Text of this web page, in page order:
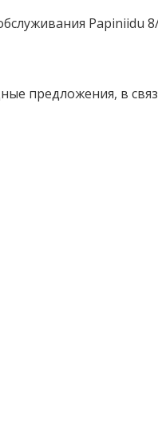
Papiniidu
предложения, в